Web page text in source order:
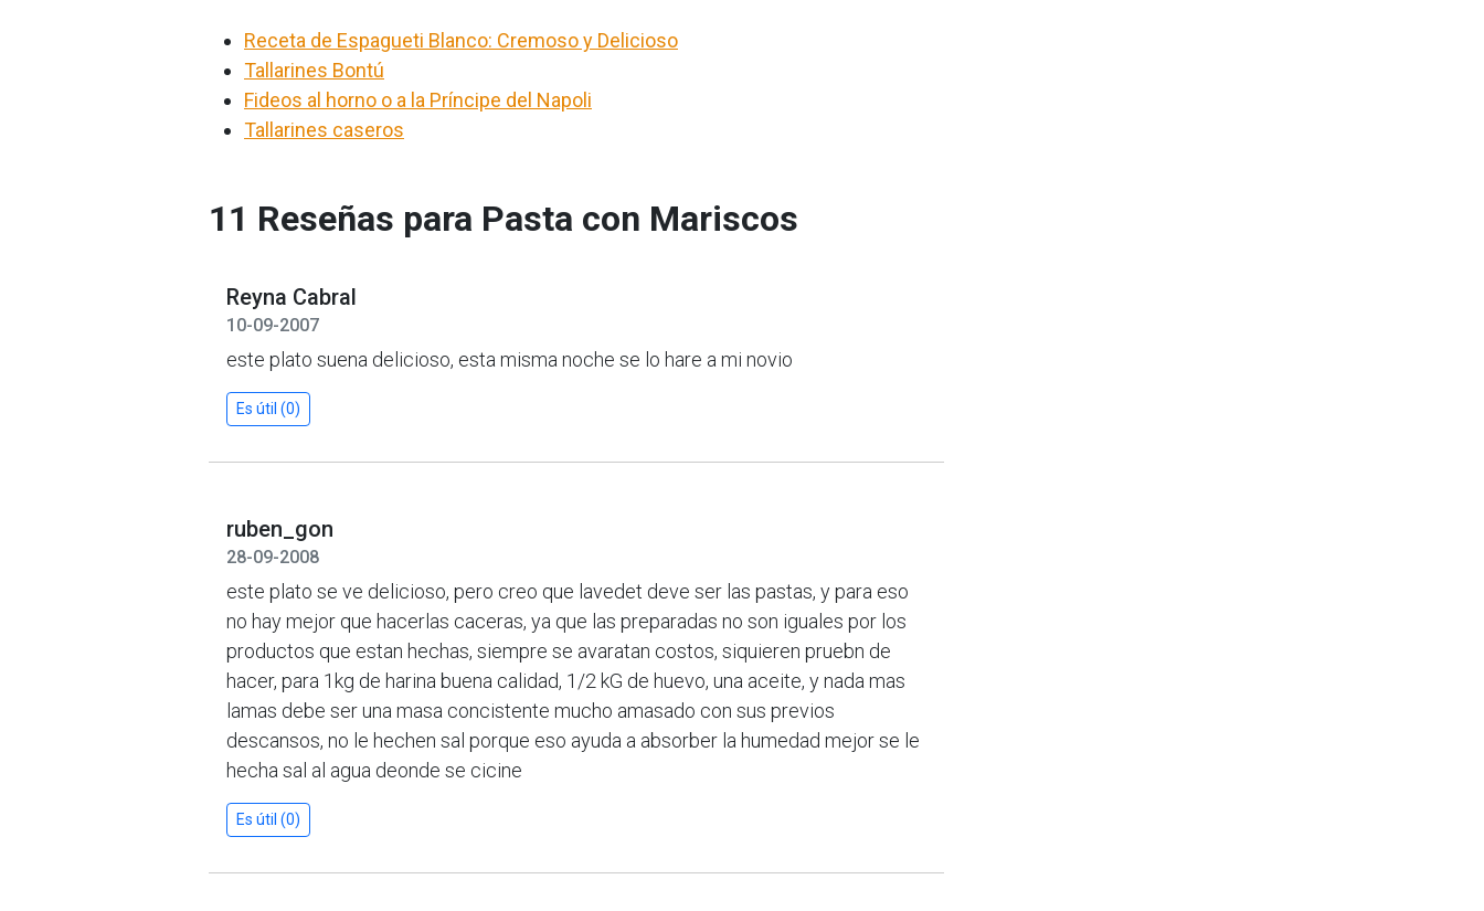
Receta de Espagueti Blanco: Cremoso y Delicioso
Tallarines Bontú
Fideos al horno o a la Príncipe del Napoli
Tallarines caseros
11 Reseñas para Pasta con Mariscos
Reyna Cabral
10-09-2007
este plato suena delicioso, esta misma noche se lo hare a mi novio
Es útil (0)
ruben_gon
28-09-2008
este plato se ve delicioso, pero creo que lavedet deve ser las pastas, y para eso
no hay mejor que hacerlas caceras, ya que las preparadas no son iguales por los
productos que estan hechas, siempre se avaratan costos, siquieren pruebn de
hacer, para 1kg de harina buena calidad, 1/2 kG de huevo, una aceite, y nada mas
lamas debe ser una masa concistente mucho amasado con sus previos
descansos, no le hechen sal porque eso ayuda a absorber la humedad mejor se le
hecha sal al agua deonde se cicine
Es útil (0)